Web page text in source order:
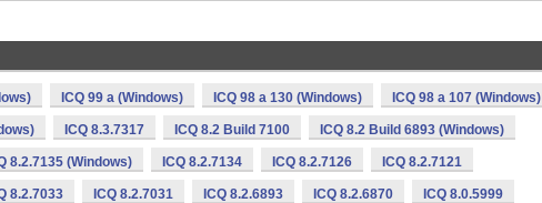
ICQ 99 a (Windows) ICQ 98 a 130 (Windows) ICQ 98 a 107 (Windows)
ICQ 8.3.7317 ICQ 8.2 Build 7100 ICQ 8.2 Build 6893 (Windows)
8.2.7135 (Windows) ICQ 8.2.7134 ICQ 8.2.7126 ICQ 8.2.7121
8.2.7033 ICQ 8.2.7031 ICQ 8.2.6893 ICQ 8.2.6870 ICQ 8.0.5999